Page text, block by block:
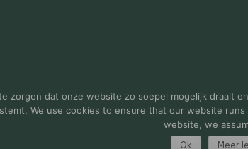
Disclaimer Privacy
zorgen dat onze website zo soepel mogelijk draait
We use cookies to ensure that our website
website, we
Ok Meer